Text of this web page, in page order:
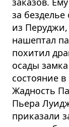
за
из Перуджи,
нашептал
похитил
осады
состояние
Жадность
Пьера
приказали